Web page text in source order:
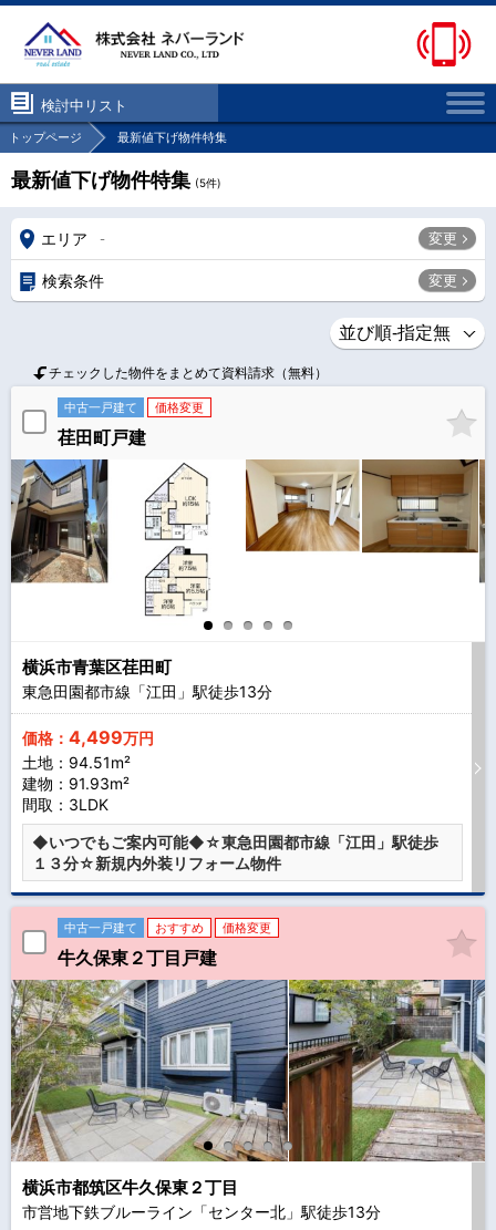
検討中リスト
トップページ 最新値下げ物件特集
最新値下げ物件特集 (5件)
エリア - 変更
検索条件 変更
チェックした物件をまとめて資料請求（無料）
中古一戸建て 価格変更
荏田町戸建
横浜市青葉区荏田町
東急田園都市線「江田」駅徒歩13分
価格： 4,499万円
土地：94.51m²
建物：91.93m²
間取：3LDK
◆いつでもご案内可能◆☆東急田園都市線「江田」駅徒歩
１３分☆新規内外装リフォーム物件
中古一戸建て おすすめ 価格変更
牛久保東２丁目戸建
横浜市都筑区牛久保東２丁目
市営地下鉄ブルーライン「センター北」駅徒歩13分